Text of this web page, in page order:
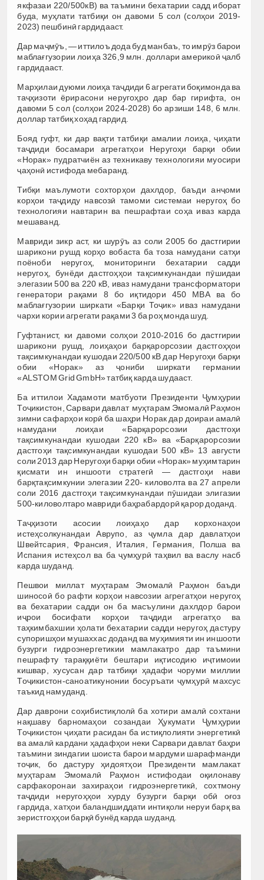
якфазаи 220/500кВ) ва таъмини бехатарии садд иборат
буда, муҳлати татбиқи он давоми 5 сол (солҳои 2019-
2023) пешбинӣ гардидааст.
Дар маҷмӯъ, — иттилоъ дода буд манбаъ, то имрӯз барои
маблағгузории лоиҳа 326,9 млн. доллари америкоӣ ҷалб
гардидааст.
Марҳилаи дуюми лоиҳа таҷдиди 6 агрегати боқимонда ва
таҷҳизоти ёрирасони неругоҳро дар бар гирифта, он
давоми 5 сол (солҳои 2024-2028) бо арзиши 148, 6 млн.
доллар татбиқ хоҳад гардид.
Бояд гуфт, ки дар вақти татбиқи амалии лоиҳа, ҷиҳати
таҷдиди босамари агрегатҳои Неругоҳи барқи обии
«Норак» пудратчиён аз техникаву технологияи муосири
ҷаҳонӣ истифода мебаранд.
Тибқи маълумоти сохторҳои дахлдор, баъди анҷоми
корҳои таҷдиду навсозӣ тамоми системаи неругоҳ бо
технологияи навтарин ва пешрафтаи соҳа иваз карда
мешаванд.
Мавриди зикр аст, ки шурӯъ аз соли 2005 бо дастгирии
шарикони рушд корҳо вобаста ба тоза намудани сатҳи
поёноби неругоҳ, мониторинги бехатарии садди
неругоҳ, бунёди дастгоҳҳои тақсимкунандаи пӯшидаи
элегазии 500 ва 220 кВ, иваз намудани трансформатори
генератори рақами 8 бо иқтидори 450 МВА ва бо
маблағгузории ширкати «Барқи Тоҷик» иваз намудани
чархи кории агрегати рақами 3 ба роҳ монда шуд.
Гуфтанист, ки давоми солҳои 2010-2016 бо дастгирии
шарикони рушд, лоиҳаҳои барқарорсозии дастгоҳҳои
тақсимкунандаи кушодаи 220/500 кВ дар Неругоҳи барқи
обии «Норак» аз ҷониби ширкати германии
«АLSTOM Grid GmbH» татбиқ карда шудааст.
Ба иттилои Хадамоти матбуоти Президенти Ҷумҳурии
Тоҷикистон, Сарвари давлат муҳтарам Эмомалӣ Раҳмон
зимни сафарҳои корӣ ба шаҳри Норак дар доираи амалӣ
намудани лоиҳаи «Барқарорсозии дастгоҳи
тақсимкунандаи кушодаи 220 кВ» ва «Барқарорсозии
дастгоҳи тақсимкунандаи кушодаи 500 кВ» 13 августи
соли 2013 дар Неругоҳи барқи обии «Норак» муҳимтарин
қисмати ин иншооти стратегӣ — дастгоҳи нави
барқтақсимкунии элегазии 220- киловолта ва 27 апрели
соли 2016 дастгоҳи тақсимкунандаи пӯшидаи элигазии
500-киловолтаро мавриди баҳрабардорӣ қарор доданд.
Таҷҳизоти асосии лоиҳаҳо дар корхонаҳои
истеҳсолкунандаи Аврупо, аз ҷумла дар давлатҳои
Швейтсария, Франсия, Италия, Германия, Полша ва
Испания истеҳсол ва ба ҷумҳурӣ таҳвил ва васлу насб
карда шуданд.
Пешвои миллат муҳтарам Эмомалӣ Раҳмон баъди
шиносоӣ бо рафти корҳои навсозии агрегатҳои неругоҳ
ва бехатарии садди он ба масъулини дахлдор барои
иҷрои босифати корҳои таҷдиди агрегатҳо ва
таҳкимбахшии ҳолати бехатарии садди неругоҳ дастуру
супоришҳои мушаххас доданд ва муҳимияти ин иншооти
бузурги гидроэнергетикии мамлакатро дар таъмини
пешрафту тараққиёти бештари иқтисодию иҷтимоии
кишвар, хусусан дар татбиқи ҳадафи чоруми миллии
Тоҷикистон-саноатикунонии босуръати ҷумҳурӣ махсус
таъкид намуданд.
Дар даврони соҳибистиқлолӣ ба хотири амалӣ сохтани
нақшаву барномаҳои созандаи Ҳукумати Ҷумҳурии
Тоҷикистон ҷиҳати расидан ба истиқлолияти энергетикӣ
ва амалӣ кардани ҳадафҳои неки Сарвари давлат баҳри
таъмини зиндагии шоиста барои мардуми шарафманди
тоҷик, бо дастуру ҳидоятҳои Президенти мамлакат
муҳтарам Эмомалӣ Раҳмон истифодаи оқилонаву
сарфакоронаи захираҳои гидроэнергетикӣ, сохтмону
таҷдиди неругоҳҳои хурду бузурги барқи обӣ оғоз
гардида, хатҳои баландшиддати интиқоли неруи барқ ва
зеристгоҳҳои барқӣ бунёд карда шуданд.